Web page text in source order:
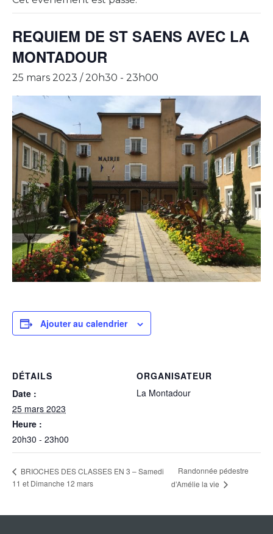
REQUIEM DE ST SAENS AVEC LA
MONTADOUR
25 mars 2023 / 20h30 - 23h00
Ajouter au calendrier
DÉTAILS
Date :
25 mars 2023
Heure :
20h30 - 23h00
ORGANISATEUR
La Montadour
BRIOCHES DES CLASSES EN 3 – Samedi
11 et Dimanche 12 mars
Randonnée pédestre
d’Amélie la vie